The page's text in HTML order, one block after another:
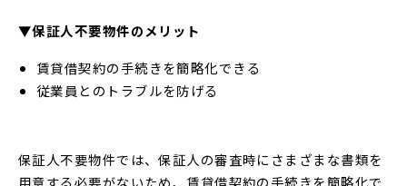
▼保証人不要物件のメリット
賃貸借契約の手続きを簡略化できる
従業員とのトラブルを防げる
保証人不要物件では、保証人の審査時にさまざまな書類を
用意する必要がないため、賃貸借契約の手続きを簡略化で